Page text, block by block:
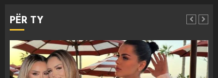
PËR TY
Aktualitet Slider
4 MARCH 25, 2025
“Ai që drejtonte makinën më